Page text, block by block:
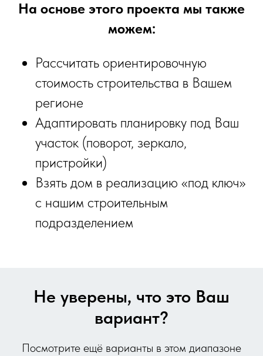
На основе этого проекта мы также
можем:
Рассчитать ориентировочную
стоимость строительства в Вашем
регионе
Адаптировать планировку под Ваш
участок (поворот, зеркало,
пристройки)
Взять дом в реализацию «под ключ»
с нашим строительным
подразделением
Не уверены, что это Ваш
вариант?
Посмотрите ещё варианты в этом диапазоне